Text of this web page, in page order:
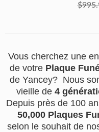
Vous cherchez une
de votre Plaque
de Yancey? Nous
vieille de 4
Depuis près de 100
50,000 Plaques
selon le souhait de